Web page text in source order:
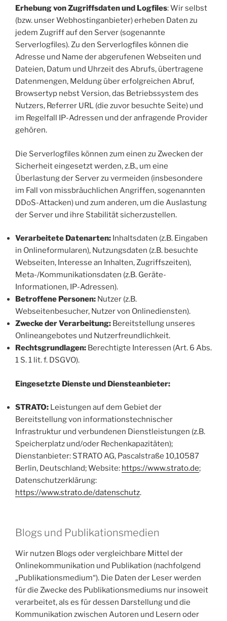
Erhebung von Zugriffsdaten und Logfiles: Wir selbst
(bzw. unser Webhostinganbieter) erheben Daten zu
jedem Zugriff auf den Server (sogenannte
Serverlogfiles). Zu den Serverlogfiles können die
Adresse und Name der abgerufenen Webseiten und
Dateien, Datum und Uhrzeit des Abrufs, übertragene
Datenmengen, Meldung über erfolgreichen Abruf,
Browsertyp nebst Version, das Betriebssystem des
Nutzers, Referrer URL (die zuvor besuchte Seite) und
im Regelfall IP-Adressen und der anfragende Provider
gehören.
Die Serverlogfiles können zum einen zu Zwecken der
Sicherheit eingesetzt werden, z.B., um eine
Überlastung der Server zu vermeiden (insbesondere
im Fall von missbräuchlichen Angriffen, sogenannten
DDoS-Attacken) und zum anderen, um die Auslastung
der Server und ihre Stabilität sicherzustellen.
Verarbeitete Datenarten: Inhaltsdaten (z.B. Eingaben
in Onlineformularen), Nutzungsdaten (z.B. besuchte
Webseiten, Interesse an Inhalten, Zugriffszeiten),
Meta-/Kommunikationsdaten (z.B. Geräte-
Informationen, IP-Adressen).
Betroffene Personen: Nutzer (z.B.
Webseitenbesucher, Nutzer von Onlinediensten).
Zwecke der Verarbeitung: Bereitstellung unseres
Onlineangebotes und Nutzerfreundlichkeit.
Rechtsgrundlagen: Berechtigte Interessen (Art. 6 Abs.
1 S. 1 lit. f. DSGVO).
Eingesetzte Dienste und Diensteanbieter:
STRATO: Leistungen auf dem Gebiet der
Bereitstellung von informationstechnischer
Infrastruktur und verbundenen Dienstleistungen (z.B.
Speicherplatz und/oder Rechenkapazitäten);
Dienstanbieter: STRATO AG, Pascalstraße 10,10587
Berlin, Deutschland; Website: https://www.strato.de;
Datenschutzerklärung:
https://www.strato.de/datenschutz.
Blogs und Publikationsmedien
Wir nutzen Blogs oder vergleichbare Mittel der
Onlinekommunikation und Publikation (nachfolgend
„Publikationsmedium“). Die Daten der Leser werden
für die Zwecke des Publikationsmediums nur insoweit
verarbeitet, als es für dessen Darstellung und die
Kommunikation zwischen Autoren und Lesern oder